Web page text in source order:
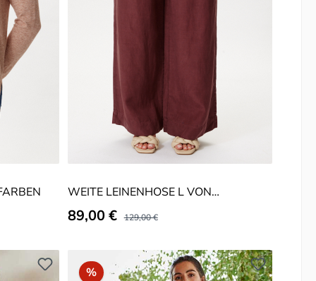
WEITE LEINENHOSE L VON
BLOOMERS
Verkaufspreis:
89,00 € Regulärer Preis:
129,00 €
%Rabatt